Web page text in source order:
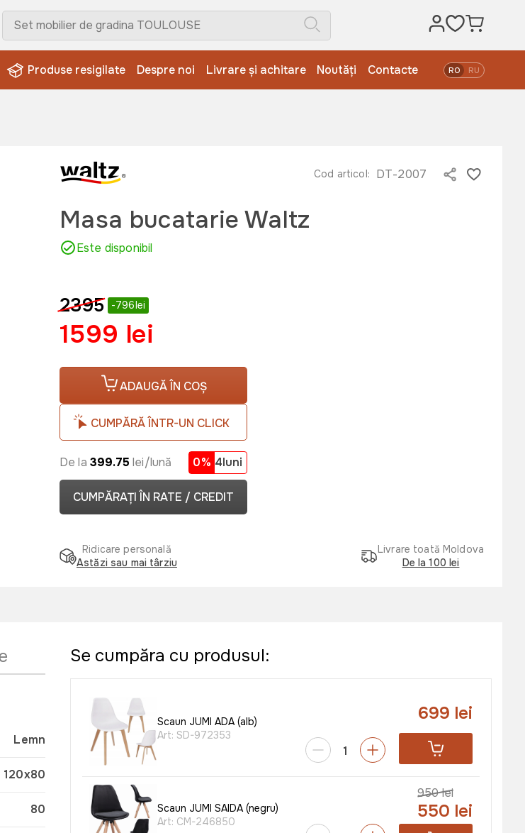
Produse resigilate Despre noi Livrare și achitare Noutăți Contacte RO RU
Cod articol: DT-2007
Masa bucatarie Waltz
Este disponibil
2395 -796lei
1599 lei
ADAUGĂ ÎN COȘ
CUMPĂRĂ ÎNTR-UN CLICK
De la 399.75 lei/lună 0% 4luni
CUMPĂRAȚI ÎN RATE / CREDIT
Ridicare personală
Astăzi sau mai târziu
Livrare toată Moldova
De la 100 lei
Lemn
120x80
80
Se cumpăra cu produsul:
Scaun JUMI ADA (alb)
Art: SD-972353
699 lei
Scaun JUMI SAIDA (negru)
Art: CM-246850
950 lei
550 lei